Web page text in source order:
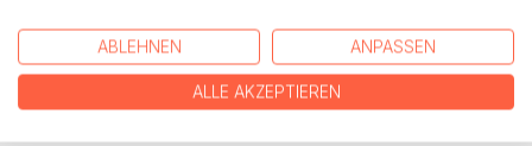
zu untersuchen.
Eine eigene empirische Analyse der Herdenbildung bei
Aktienempfehlungen des DAX 30, DJ STOXX 50 und des
NEMAX 50 in einem Zeitraum von 18 Monaten folgt im
ABLEHNEN ANPASSEN
ALLE AKZEPTIEREN